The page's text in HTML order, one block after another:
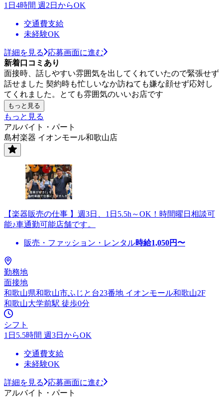
1日4時間 週2日からOK
交通費支給
未経験OK
詳細を見る
応募画面に進む
新着口コミあり
面接時、話しやすい雰囲気を出してくれていたので緊張せず
話せました 契約時も忙しいなか訪ねても嫌な顔せず応対し
てくれました。とても雰囲気のいいお店です
もっと見る
もっと見る
アルバイト・パート
島村楽器 イオンモール和歌山店
【楽器販売の仕事 】週3日、1日5.5h～OK！時間曜日相談可
能♪車通勤可能店舗です。
販売・ファッション・レンタル時給1,050円〜
勤務地
面接地
和歌山県和歌山市ふじと台23番地 イオンモール和歌山2F
和歌山大学前駅 徒歩0分
シフト
1日5.5時間 週3日からOK
交通費支給
未経験OK
詳細を見る
応募画面に進む
アルバイト・パート